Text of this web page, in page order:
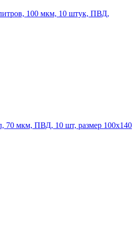
100 мкм, 10 штук, ПВД,
70 мкм, ПВД, 10 шт, размер 100х140